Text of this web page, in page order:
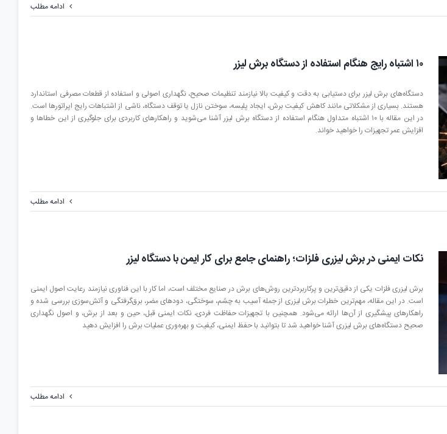
ادامه مطلب
۱۰ اشتباه رایج هنگام استفاده از دستگاه برش لیزر
دستگاه‌های برش لیزر برای دستیابی به دقت و کیفیت بالا نیازمند تنظیمات صحیح، نگهداری اصولی و استفاده از قطعات مصرفی استاندارد
هستند. بسیاری از مشکلاتی مانند کاهش کیفیت برش، ایجاد پلیسه، سوختن نازل یا توقف دستگاه، ناشی از اشتباهات رایج اپراتورها است.
در این مقاله با ۱۰ اشتباه متداول هنگام استفاده از دستگاه برش لیزر آشنا می‌شوید و راهکارهای کاربردی برای جلوگیری از این خطاها و
افزایش عمر تجهیزات را خواهید خواند.
ادامه مطلب
نکات ایمنی در برش لیزری فلزات؛ راهنمای جامع برای کار ایمن با دستگاه لیزر
برش لیزری فلزات یکی از دقیق‌ترین و پرکاربردترین روش‌های برش در صنایع مختلف است، اما کار با این فناوری نیازمند رعایت اصول ایمنی
است. در این مقاله، مهم‌ترین خطرات برش لیزری از جمله آسیب به چشم، سوختگی، دودهای مضر، برق‌گرفتگی و آتش‌سوزی بررسی شده و
راهکارهای پیشگیری از آن‌ها ارائه می‌شود. همچنین با تجهیزات حفاظت فردی، نکات ایمنی قبل، حین و بعد از برش، و اصول نگهداری
صحیح دستگاه‌های برش لیزری آشنا خواهید شد تا بتوانید با حفظ ایمنی، کیفیت و بهره‌وری عملیات برش را افزایش دهید
ادامه مطلب